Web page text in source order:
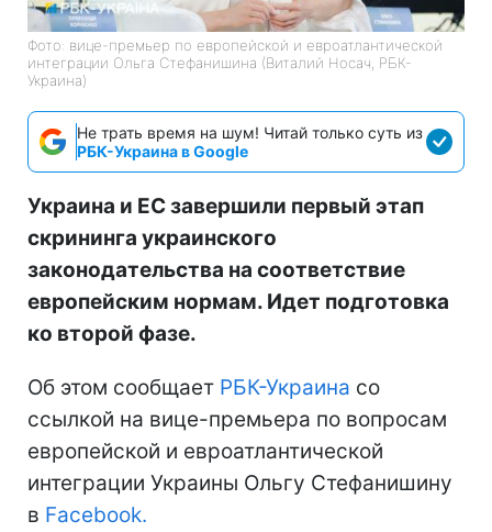
Фото: вице-премьер по европейской и евроатлантической
интеграции Ольга Стефанишина (Виталий Носач, РБК-
Украина)
Не трать время на шум! Читай только суть из
РБК-Украина в Google
Украина и ЕС завершили первый этап
скрининга украинского
законодательства на соответствие
европейским нормам. Идет подготовка
ко второй фазе.
Об этом сообщает РБК-Украина со
ссылкой на вице-премьера по вопросам
европейской и евроатлантической
интеграции Украины Ольгу Стефанишину
в Facebook.